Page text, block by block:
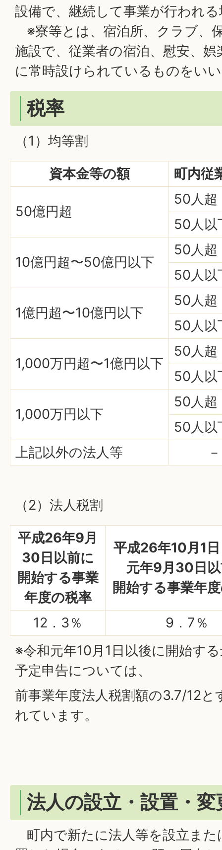
設備で、継続して事業が行われ
※寮等とは、宿泊所、クラブ、
施設で、従業者の宿泊、慰安、
に常時設けられているものをい
税率
（1）均等割
資本金等の額
町内従
50億円超
50人超
50人以
10億円超〜50億円以下
50人超
50人以
1億円超〜10億円以下
50人超
50人以
1,000万円超〜1億円以下
50人超
50人以
1,000万円以下
50人超
50人以
上記以外の法人等
－
（2）法人税割
平成26年9月
30日以前に
開始する事業
年度の税率
平成26年10月1
元年9月30日
開始する事業年
12．3％
9．7％
※令和元年10月1日以後に開始す
予定申告については、
前事業年度法人税割額の3.7/12と
れています。
法人の設立・設置・
町内で新たに法人等を設立また